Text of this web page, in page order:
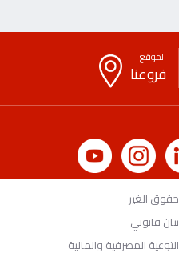
الموقع
فروعنا
حقوق الغير
بيان قانوني
التوعية المصرفية والمالية